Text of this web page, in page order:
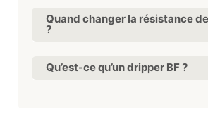
Quand changer la résistance
?
Qu’est-ce qu’un dripper BF ?